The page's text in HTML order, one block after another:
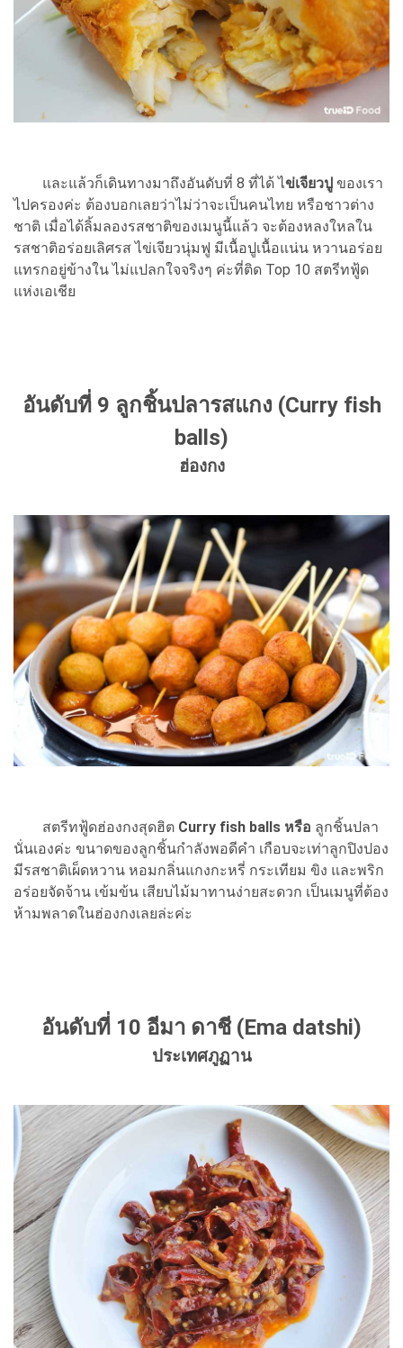
และแล้วก็เดินทางมาถึงอันดับที่ 8 ที่ได้ ไข่เจียวปู ของเรา
ไปครองค่ะ ต้องบอกเลยว่าไม่ว่าจะเป็นคนไทย หรือชาวต่าง
ชาติ เมื่อได้ลิ้มลองรสชาติของเมนูนี้แล้ว จะต้องหลงใหลใน
รสชาติอร่อยเลิศรส ไข่เจียวนุ่มฟู มีเนื้อปูเนื้อแน่น หวานอร่อย
แทรกอยู่ข้างใน ไม่แปลกใจจริงๆ ค่ะที่ติด Top 10 สตรีทฟู้ด
แห่งเอเชีย
อันดับที่ 9 ลูกชิ้นปลารสแกง (Curry fish
balls)
ฮ่องกง
สตรีทฟู้ดฮ่องกงสุดฮิต Curry fish balls หรือ ลูกชิ้นปลา
นั่นเองค่ะ ขนาดของลูกชิ้นกำลังพอดีคำ เกือบจะเท่าลูกปิงปอง
มีรสชาติเผ็ดหวาน หอมกลิ่นแกงกะหรี่ กระเทียม ขิง และพริก
อร่อยจัดจ้าน เข้มข้น เสียบไม้มาทานง่ายสะดวก เป็นเมนูที่ต้อง
ห้ามพลาดในฮ่องกงเลยล่ะค่ะ
อันดับที่ 10 อีมา ดาชี (Ema datshi)
ประเทศภูฏาน